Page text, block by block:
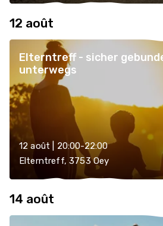
12 août
Elterntreff - sicher
unterwegs
12 août | 20:00-22:00
Elterntreff, 3753 Oey
14 août